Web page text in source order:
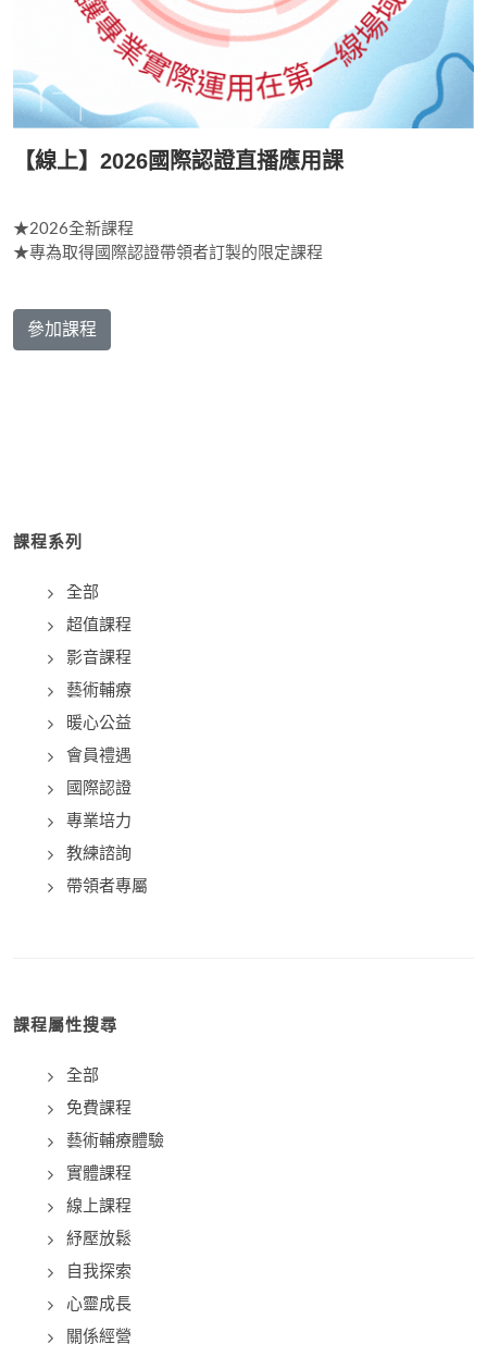
【線上】2026國際認證直播應用課
★2026全新課程
★專為取得國際認證帶領者訂製的限定課程
參加課程
課程系列
全部
超值課程
影音課程
藝術輔療
暖心公益
會員禮遇
國際認證
專業培力
教練諮詢
帶領者專屬
課程屬性搜尋
全部
免費課程
藝術輔療體驗
實體課程
線上課程
紓壓放鬆
自我探索
心靈成長
關係經營